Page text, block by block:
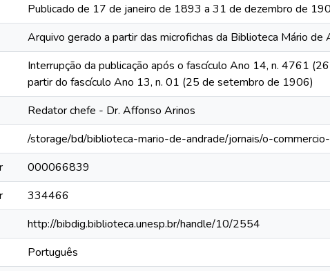
Publicado de 17 de janeiro de 1893 a 31 de dezembro de
Arquivo gerado a partir das microfichas da Biblioteca Mário de
Interrupção da publicação após o fascículo Ano 14, n. 4761
partir do fascículo Ano 13, n. 01 (25 de setembro de 1906)
Redator chefe - Dr. Affonso Arinos
/storage/bd/biblioteca-mario-de-andrade/jornais/o-
000066839
334466
http://bibdig.biblioteca.unesp.br/handle/10/2554
Português